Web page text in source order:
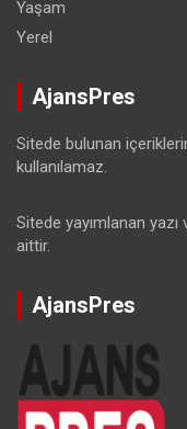
Yaşam
Yerel
AjansPres
Sitede bulunan
kullanılamaz.
Sitede yayımlanan
aittir.
AjansPres